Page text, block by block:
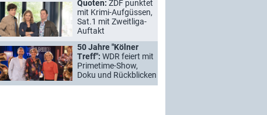
Quoten: ZDF punktet
mit Krimi-Aufgüssen,
Sat.1 mit Zweitliga-
Auftakt
50 Jahre "Kölner
Treff": WDR feiert mit
Primetime-Show,
Doku und Rückblicken